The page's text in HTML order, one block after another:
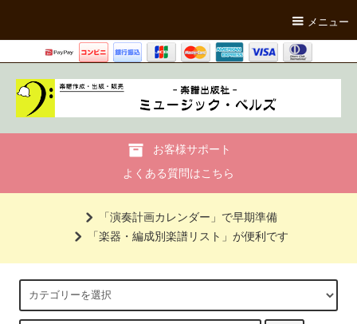
メニュー
お客様サポート
よくある質問はこちら
「演奏計画カレンダー」で早期準備
「楽器・編成別楽譜リスト」が便利です